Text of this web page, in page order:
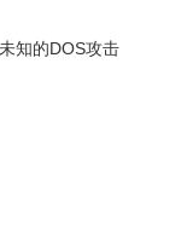
知的DOS攻击